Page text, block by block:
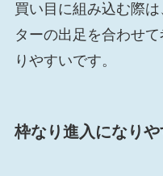
買い目に組み込む際
ターの出足を合わせ
りやすいです。
枠なり進入になり